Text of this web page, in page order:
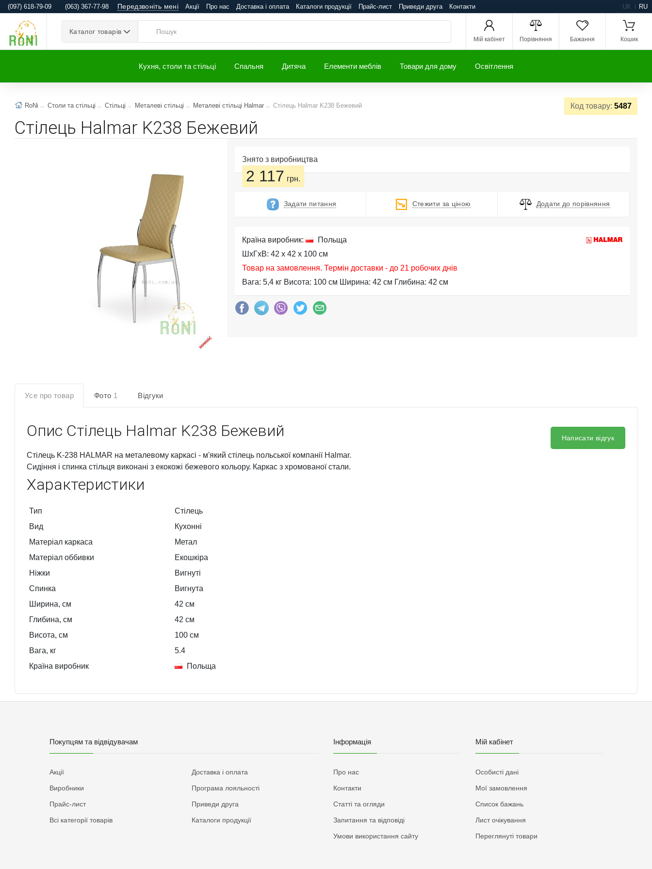
(097) 618-79-09 (063) 367-77-98 Передзвоніть мені Акції Про нас Доставка і оплата Каталоги продукції Прайс-лист Приведи друга Контакти UK RU
Каталог товарів
Мій кабінет Порівняння Бажання Кошик
Кухня, столи та стільці Спальня Дитяча Елементи меблів Товари для дому Освітлення
Код товару: 5487
RoNi Столи та стільці Стільці Металеві стільці Металеві стільці Halmar Стілець Halmar K238 Бежевий
Стілець Halmar K238 Бежевий
Знято з виробництва
2 117 грн.
Задати питання Стежити за ціною Додати до порівняння
Країна виробник:
Польща
ШхГхВ: 42 x 42 x 100 см
Товар на замовлення. Термін доставки - до 21 робочих днів
Вага: 5,4 кг Висота: 100 см Ширина: 42 см Глибина: 42 см
Усе про товар Фото 1 Відгуки
Опис Стілець Halmar K238 Бежевий
Стілець K-238 HALMAR на металевому каркасі - м'який стілець польської компанії Halmar.
Сидіння і спинка стільця виконані з екокожі бежевого кольору. Каркас з хромованої стали.
Характеристики
Тип
Стілець
Вид
Кухонні
Матеріал каркаса
Метал
Матеріал оббивки
Екошкіра
Ніжки
Вигнуті
Спинка
Вигнута
Ширина, см
42 см
Глибина, см
42 см
Висота, см
100 см
Вага, кг
5.4
Країна виробник
Польща
Написати відгук
Покупцям та відвідувачам
Акції
Виробники
Прайс-лист
Всі категорії товарів
Доставка і оплата
Програма лояльності
Приведи друга
Каталоги продукції
Інформація
Про нас
Контакти
Статті та огляди
Запитання та відповіді
Умови використання сайту
Мій кабінет
Особисті дані
Мої замовлення
Список бажань
Лист очікування
Переглянуті товари